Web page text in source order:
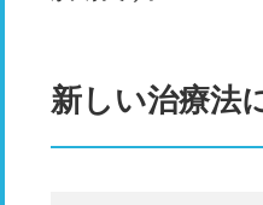
新しい治療法